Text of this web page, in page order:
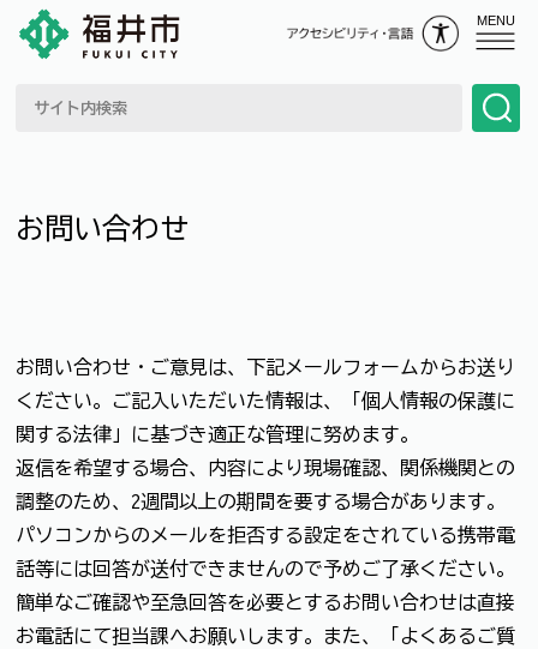
MENU
お問い合わせ
お問い合わせ・ご意見は、下記メールフォームからお送り
ください。ご記入いただいた情報は、「個人情報の保護に
関する法律」に基づき適正な管理に努めます。
返信を希望する場合、内容により現場確認、関係機関との
調整のため、2週間以上の期間を要する場合があります。
パソコンからのメールを拒否する設定をされている携帯電
話等には回答が送付できませんので予めご了承ください。
簡単なご確認や至急回答を必要とするお問い合わせは直接
お電話にて担当課へお願いします。また、「よくあるご質